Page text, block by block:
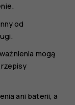
od
mogą
ani baterii, a